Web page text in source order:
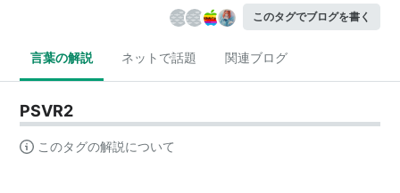
このタグでブログを書く
言葉の解説 ネットで話題 関連ブログ
PSVR2
このタグの解説について